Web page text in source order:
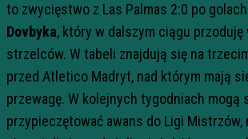
to zwycięstwo z Las Palmas 2:0 po golach
Dovbyka, który w dalszym ciągu
strzelców. W tabeli znajdują się na
przed Atletico Madryt, nad którym mają
przewagę. W kolejnych tygodniach mogą
przypieczętować awans do Ligi Mistrzów,